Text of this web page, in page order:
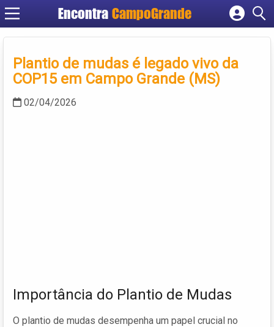
Encontra CampoGrande
Cadastrar empresa
Criar conta
Plantio de mudas é legado vivo da
COP15 em Campo Grande (MS)
02/04/2026
Importância do Plantio de Mudas
O plantio de mudas desempenha um papel crucial no